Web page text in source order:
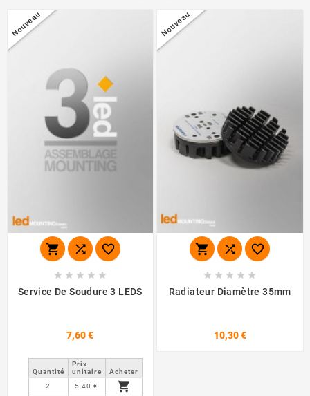
Nouveau
  
    
Service De Soudure 3 LEDS
7,60 €
Quantité
Prix ​​
unitaire
Acheter
2
5,40 € 
Nouveau
  
    
Radiateur Diamètre 35mm
10,30 €